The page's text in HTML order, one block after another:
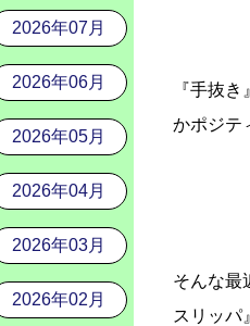
2026年07月
2026年06月
2026年05月
2026年04月
2026年03月
2026年02月
『手抜
かポジテ
そんな最
スリッパ